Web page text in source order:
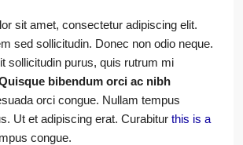
sit amet, consectetur adipiscing elit.
sed sollicitudin. Donec non odio neque.
sollicitudin purus, quis rutrum mi
bibendum orci ac nibh
orci congue. Nullam tempus
Ut et adipiscing erat. Curabitur this is a
congue.